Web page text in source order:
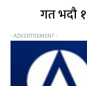
गत भदौ
- ADVERTISEMENT -